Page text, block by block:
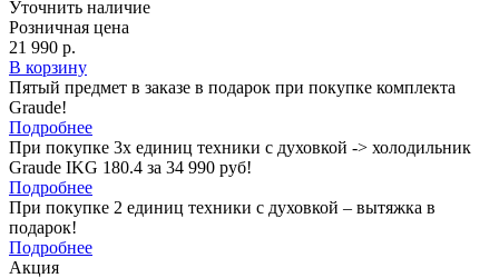
Уточнить наличие
Розничная цена
21 990 р.
В корзину
Пятый предмет в заказе в подарок при покупке комплекта
Graude!
Подробнее
При покупке 3х единиц техники с духовкой -> холодильник
Graude IKG 180.4 за 34 990 руб!
Подробнее
При покупке 2 единиц техники с духовкой – вытяжка в
подарок!
Подробнее
Акция